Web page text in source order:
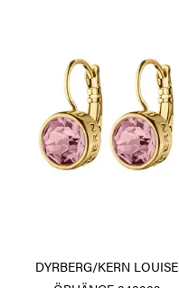
DYRBERG/KERN LOUISE